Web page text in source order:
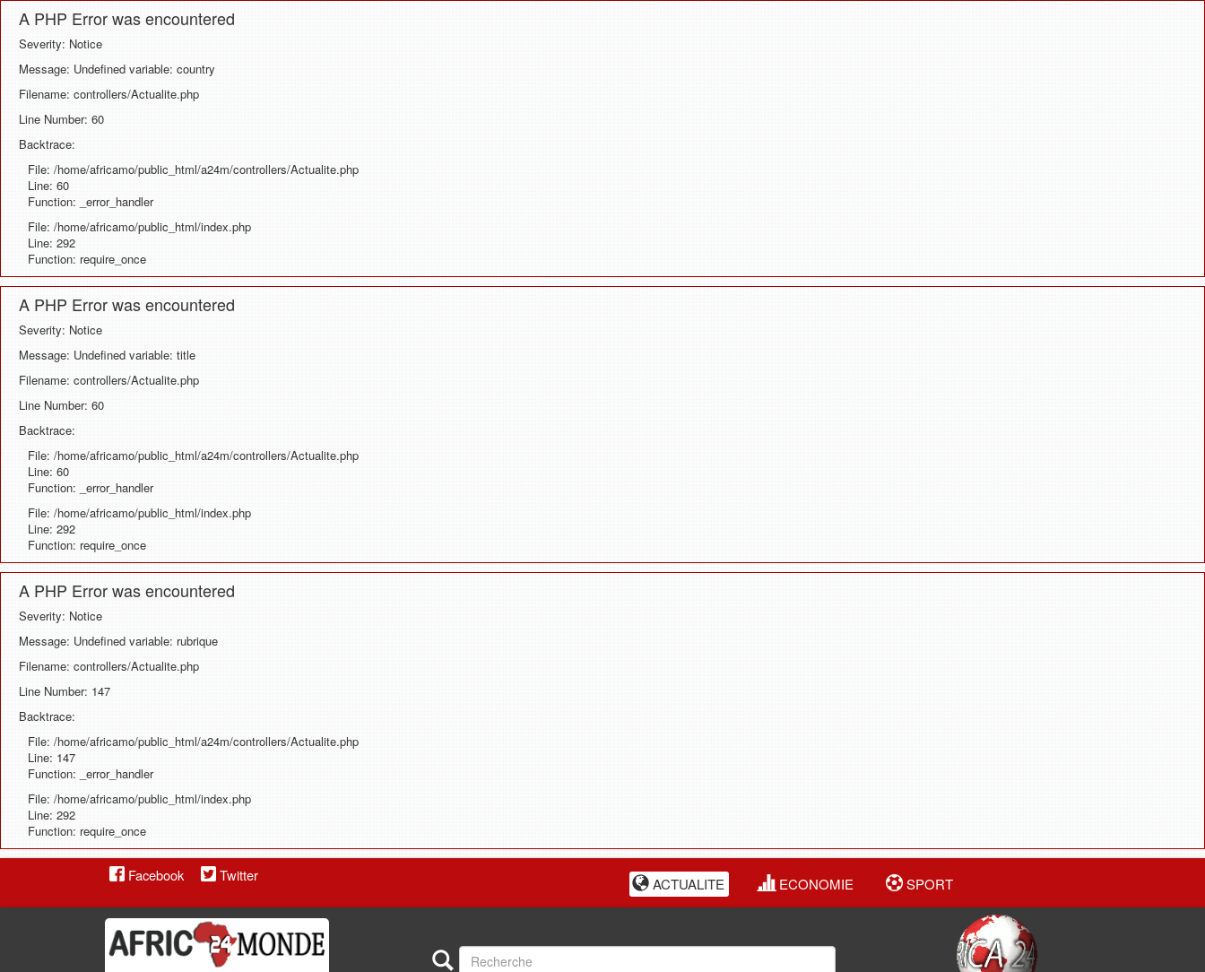
A PHP Error was encountered
Severity: Notice
Message: Undefined variable: country
Filename: controllers/Actualite.php
Line Number: 60
Backtrace:
File: /home/africamo/public_html/a24m/controllers/Actualite.php
Line: 60
Function: _error_handler
File: /home/africamo/public_html/index.php
Line: 292
Function: require_once
A PHP Error was encountered
Severity: Notice
Message: Undefined variable: title
Filename: controllers/Actualite.php
Line Number: 60
Backtrace:
File: /home/africamo/public_html/a24m/controllers/Actualite.php
Line: 60
Function: _error_handler
File: /home/africamo/public_html/index.php
Line: 292
Function: require_once
A PHP Error was encountered
Severity: Notice
Message: Undefined variable: rubrique
Filename: controllers/Actualite.php
Line Number: 147
Backtrace:
File: /home/africamo/public_html/a24m/controllers/Actualite.php
Line: 147
Function: _error_handler
File: /home/africamo/public_html/index.php
Line: 292
Function: require_once
Facebook Twitter ACTUALITE ECONOMIE SPORT